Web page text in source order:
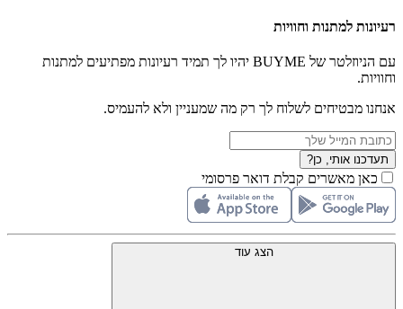
רעיונות למתנות וחוויות
עם הניוזלטר של BUYME יהיו לך תמיד רעיונות מפתיעים למתנות
וחוויות.
אנחנו מבטיחים לשלוח לך רק מה שמעניין ולא להעמיס.
תעדכנו אותי, כן?
כאן מאשרים קבלת דואר פרסומי
הצג עוד